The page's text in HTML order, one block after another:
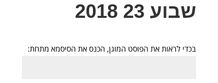
שבוע 23 2018
בכדי לראות את הפוסט המוגן, הכנס את הסיסמא מתחת: